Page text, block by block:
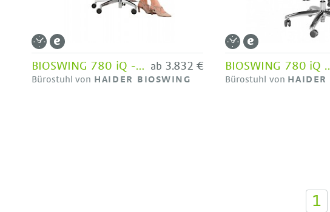
BIOSWING 780 iQ - Bestseller HAIDER BIOSWING
Bürostuhl von HAIDER BIOSWING
ab 3.832 € BIOSWING 780 iQ
Bürostuhl von
1